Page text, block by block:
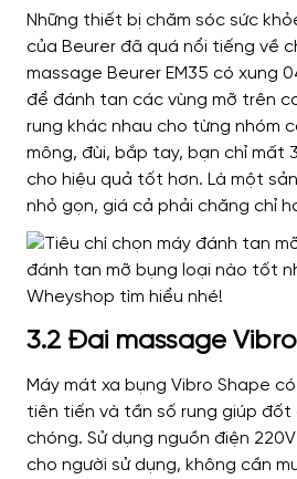
Những thiết bị chăm sóc sức
của Beurer đã quá nổi tiếng về
massage Beurer EM35 có xung
để đánh tan các vùng mỡ trên
rung khác nhau cho từng nhóm
mông, đùi, bắp tay, bạn chỉ mất
cho hiệu quả tốt hơn. Là một
nhỏ gọn, giá cả phải chăng chỉ
3.2 Đai massage
Máy mát xa bụng Vibro Shape
tiên tiến và tần số rung giúp đốt
chóng. Sử dụng nguồn điện
cho người sử dụng, không cần